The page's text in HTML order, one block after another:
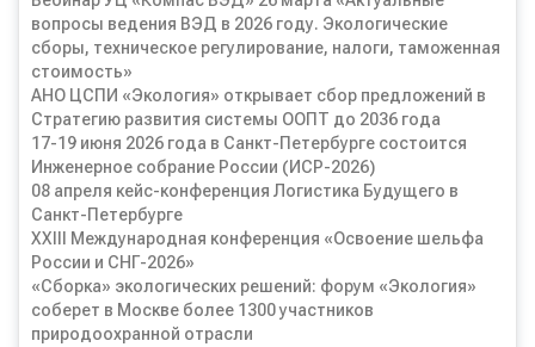
вопросы ведения ВЭД в 2026 году. Экологические
сборы, техническое регулирование, налоги, таможенная
стоимость»
АНО ЦСПИ «Экология» открывает сбор предложений в
Стратегию развития системы ООПТ до 2036 года
17-19 июня 2026 года в Санкт-Петербурге состоится
Инженерное собрание России (ИСР-2026)
08 апреля кейс-конференция Логистика Будущего в
Санкт-Петербурге
XXIII Международная конференция «Освоение шельфа
России и СНГ-2026»
«Сборка» экологических решений: форум «Экология»
соберет в Москве более 1300 участников
природоохранной отрасли